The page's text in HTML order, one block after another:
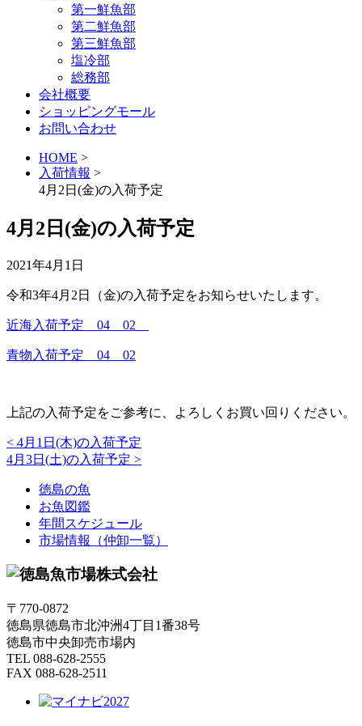
第一鮮魚部
第二鮮魚部
第三鮮魚部
塩冷部
総務部
会社概要
ショッピングモール
お問い合わせ
HOME >
入荷情報 >
4月2日(金)の入荷予定
4月2日(金)の入荷予定
2021年4月1日
令和3年4月2日（金)の入荷予定をお知らせいたします。
近海入荷予定 04 02
青物入荷予定 04 02
上記の入荷予定をご参考に、よろしくお買い回りください。
< 4月1日(木)の入荷予定
4月3日(土)の入荷予定 >
徳島の魚
お魚図鑑
年間スケジュール
市場情報（仲卸一覧）
〒770-0872
徳島県徳島市北沖洲4丁目1番38号
徳島市中央卸売市場内
TEL 088-628-2555
FAX 088-628-2511